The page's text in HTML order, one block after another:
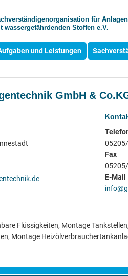
für
wasser­gefährdenden Stoffen e.V.
und Leistungen
GmbH &
Fax
E-Mail
Flüssigkeiten, Montage
Montage